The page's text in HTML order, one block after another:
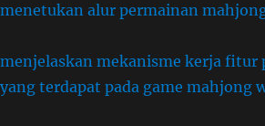
menetukan alur permainan
menjelaskan mekanisme kerja fitur
yang terdapat pada game mahjong